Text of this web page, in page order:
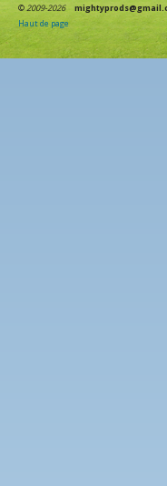
©2009-2026
Haut de page